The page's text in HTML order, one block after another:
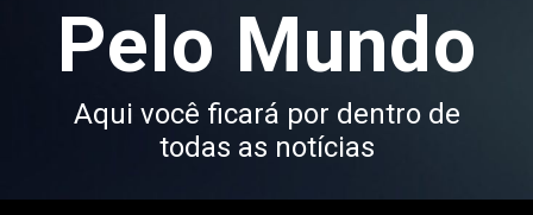
Pelo Mundo
Aqui você ficará por dentro de
todas as notícias